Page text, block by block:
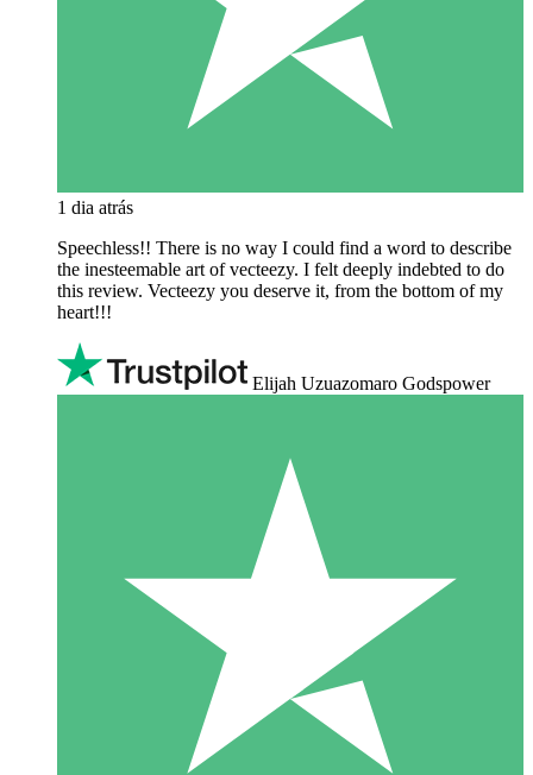
1 dia atrás
Speechless!! There is no way I could find a word to describe
the inesteemable art of vecteezy. I felt deeply indebted to do
this review. Vecteezy you deserve it, from the bottom of my
heart!!!
Elijah Uzuazomaro Godspower